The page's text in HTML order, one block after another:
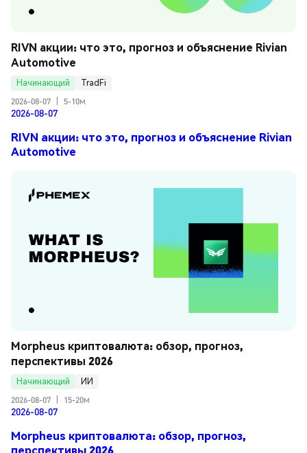
RIVN акции: что это, прогноз и объяснение Rivian
Automotive
Начинающий
TradFi
2026-08-07
5-10м
2026-08-07
RIVN акции: что это, прогноз и объяснение Rivian
Automotive
Morpheus криптовалюта: обзор, прогноз,
перспективы 2026
Начинающий
ИИ
2026-08-07
15-20м
2026-08-07
Morpheus криптовалюта: обзор, прогноз,
перспективы 2026